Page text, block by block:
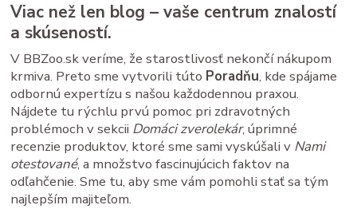
mačacie kŕmenie
mačacie fúzy mačací spánok
mačacia hygiena
starostlivosť o mačku
Viac než len blog – vaše centrum znalostí
a skúseností.
V BBZoo.sk veríme, že starostlivosť nekončí nákupom
krmiva. Preto sme vytvorili túto Poradňu, kde spájame
odbornú expertízu s našou každodennou praxou.
Nájdete tu rýchlu prvú pomoc pri zdravotných
problémoch v sekcii Domáci zverolekár, úprimné
recenzie produktov, ktoré sme sami vyskúšali v Nami
otestované, a množstvo fascinujúcich faktov na
odľahčenie. Sme tu, aby sme vám pomohli stať sa tým
najlepším majiteľom.